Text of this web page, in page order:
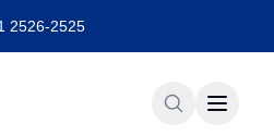
2526-2525